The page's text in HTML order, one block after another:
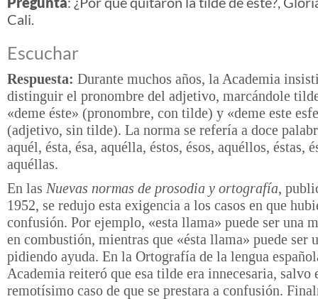
Cali.
Escuchar
Respuesta: Durante muchos años, la Academia
distinguir el pronombre del adjetivo, marcándole
«deme éste» (pronombre, con tilde) y «deme este
(adjetivo, sin tilde). La norma se refería a doce
aquél, ésta, ésa, aquélla, éstos, ésos, aquéllos, éstas,
aquéllas.
En las Nuevas normas de prosodia y ortografía,
1952, se redujo esta exigencia a los casos en que
confusión. Por ejemplo, «esta llama» puede ser una
en combustión, mientras que «ésta llama» puede ser
pidiendo ayuda. En la Ortografía de la lengua
Academia reiteró que esa tilde era innecesaria, salvo
remotísimo caso de que se prestara a confusión.